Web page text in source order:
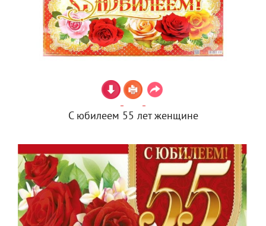
С юбилеем 55 лет женщине